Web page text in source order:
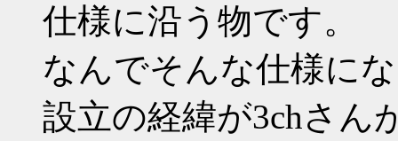
仕様に沿う物です。
なんでそんな仕様に
設立の経緯が3chさん